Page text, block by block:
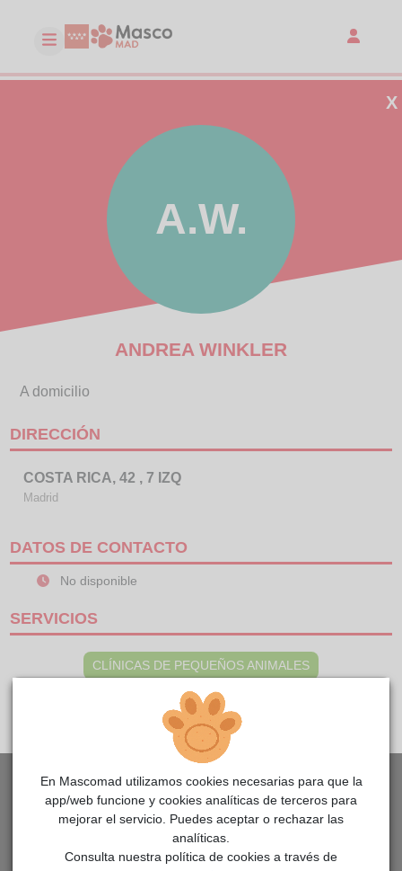
X
A.W.
ANDREA WINKLER
A domicilio
DIRECCIÓN
COSTA RICA, 42 , 7 IZQ
Madrid
DATOS DE CONTACTO
No disponible
SERVICIOS
CLÍNICAS DE PEQUEÑOS ANIMALES
En Mascomad utilizamos cookies necesarias para que la
app/web funcione y cookies analíticas de terceros para
mejorar el servicio. Puedes aceptar o rechazar las
analíticas.
Consulta nuestra política de cookies a través de